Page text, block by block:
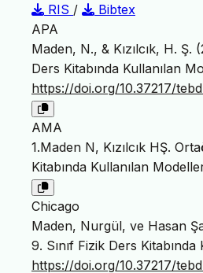
RIS /
Bibtex
APA
Maden, N., & Kızılcık, H.
Ders Kitabında Kullanılan
https://doi.org/10.37217/
AMA
1.Maden N, Kızılcık HŞ.
Kitabında Kullanılan
Chicago
Maden, Nurgül, ve Hasan
9. Sınıf Fizik Ders
https://doi.org/10.37217/